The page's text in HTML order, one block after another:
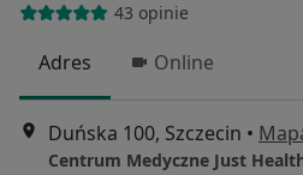
43 opinie
Adres Online
Duńska 100, Szczecin •
Centrum Medyczne Just